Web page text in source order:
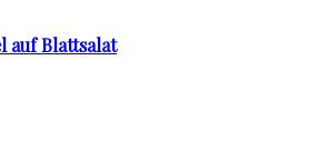
auf Blattsalat